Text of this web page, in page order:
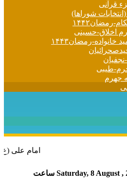
قرآنی
رمضان۱۴۴۲
اخلاق-حسینی
خانواده-رمضان۱۴۴۳
طیبی
جهرم
امام علی (ع) می فرماید : هر کس از خود
Saturday, 8 August , ساعت